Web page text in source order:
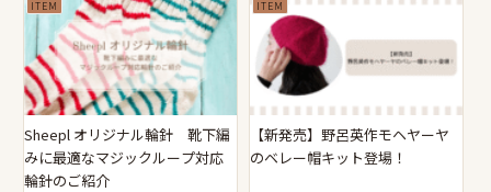
ITEM
Sheepl オリジナル輪針 靴下編
みに最適なマジックループ対応
輪針のご紹介
ITEM
【新発売】野呂英作モヘヤーヤ
のベレー帽キット登場！